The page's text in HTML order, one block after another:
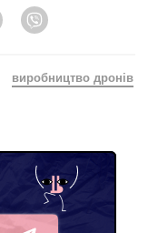
TelegramViber
виробництво дронів